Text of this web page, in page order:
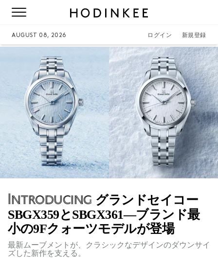
AUGUST 08, 2026 ログイン 新規登録
Introducing グランドセイコー
SBGX359とSBGX361―ブランド最
小の9Fクォーツモデルが登場
最新ムーブメントが、クラシックなデザインのダウンサイ
ズした新作を支える。